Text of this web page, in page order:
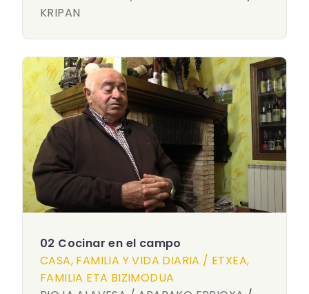
KRIPAN
02 Cocinar en el campo
CASA, FAMILIA Y VIDA DIARIA / ETXEA,
FAMILIA ETA BIZIMODUA